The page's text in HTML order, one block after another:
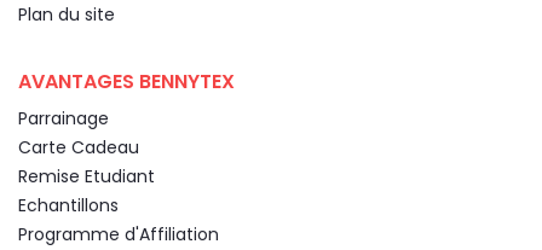
Plan du site
AVANTAGES BENNYTEX
Parrainage
Carte Cadeau
Remise Etudiant
Echantillons
Programme d'Affiliation